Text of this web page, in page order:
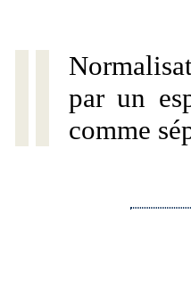
par un
comme